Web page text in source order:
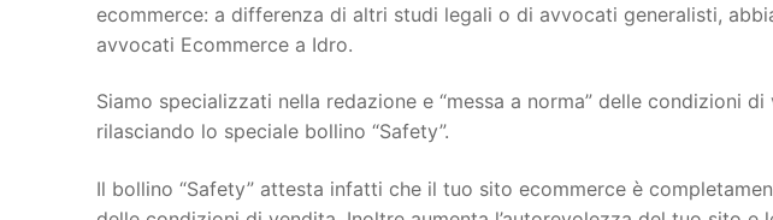
ecommerce: a differenza di altri studi legali o di avvocati generalisti,
avvocati Ecommerce a Idro.
Siamo specializzati nella redazione e “messa a norma” delle condizioni
rilasciando lo speciale bollino “Safety”.
Il bollino “Safety” attesta infatti che il tuo sito ecommerce è